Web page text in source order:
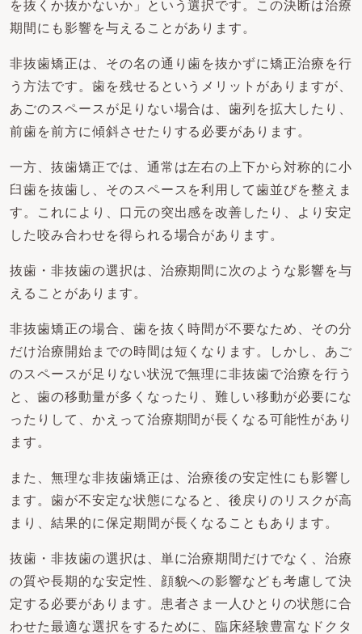
を抜くか抜かないか」という選択です。この決断は治療
期間にも影響を与えることがあります。
非抜歯矯正は、その名の通り歯を抜かずに矯正治療を行
う方法です。歯を残せるというメリットがありますが、
あごのスペースが足りない場合は、歯列を拡大したり、
前歯を前方に傾斜させたりする必要があります。
一方、抜歯矯正では、通常は左右の上下から対称的に小
臼歯を抜歯し、そのスペースを利用して歯並びを整えま
す。これにより、口元の突出感を改善したり、より安定
した咬み合わせを得られる場合があります。
抜歯・非抜歯の選択は、治療期間に次のような影響を与
えることがあります。
非抜歯矯正の場合、歯を抜く時間が不要なため、その分
だけ治療開始までの時間は短くなります。しかし、あご
のスペースが足りない状況で無理に非抜歯で治療を行う
と、歯の移動量が多くなったり、難しい移動が必要にな
ったりして、かえって治療期間が長くなる可能性があり
ます。
また、無理な非抜歯矯正は、治療後の安定性にも影響し
ます。歯が不安定な状態になると、後戻りのリスクが高
まり、結果的に保定期間が長くなることもあります。
抜歯・非抜歯の選択は、単に治療期間だけでなく、治療
の質や長期的な安定性、顔貌への影響なども考慮して決
定する必要があります。患者さま一人ひとりの状態に合
わせた最適な選択をするために、臨床経験豊富なドクタ